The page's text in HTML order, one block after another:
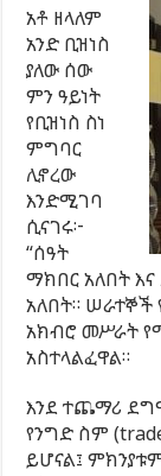
አቶ ዘላለም
አንድ ቢዝነስ
ያለው ሰው
ምን ዓይነት
የቢዝነስ ስነ
ምግባር
ሊኖረው
እንድሚገባ
ሲናገሩ፦
“ሰዓት
ማክበር አለበት
አለበት።
አክብሮ መሥራት
አስተላልፈዋል።
እንደ ተጨማሪ
የንግድ ስም
ይሆናል፤